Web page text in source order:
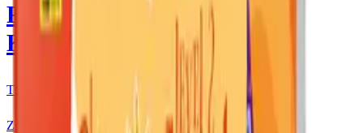
Fenomen
Kitap
Tüm Kurmay yayınları için resmi satış
Ziyaret Et